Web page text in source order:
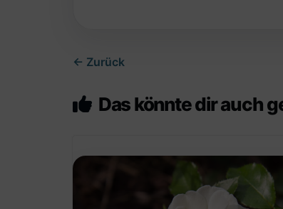
← Zurück
Das könnte dir auch